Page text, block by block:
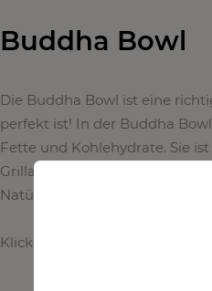
Buddha Bowl
Die Buddha Bowl ist eine
perfekt ist! In der Buddha
Fette und Kohlehydrate. Sie
Grillabend vorbereitet werden
Natürlich kannst du die
Klicke einfach auf die Bilder,